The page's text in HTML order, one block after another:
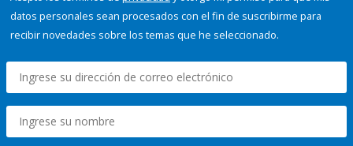
datos personales sean procesados con el fin de suscribirme para
recibir novedades sobre los temas que he seleccionado.